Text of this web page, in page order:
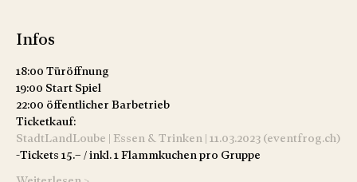
Infos
18:00 Türöffnung
19:00 Start Spiel
22:00 öffentlicher Barbetrieb
Ticketkauf:
StadtLandLoube | Essen & Trinken | 11.03.2023 (eventfrog.ch)
-Tickets 15.– / inkl. 1 Flammkuchen pro Gruppe